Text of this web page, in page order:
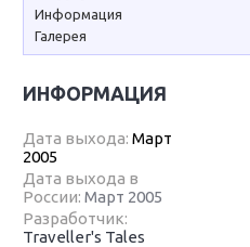
Информация
Галерея
ИНФОРМАЦИЯ
Дата выхода:Март
2005
Дата выхода в
России:Март 2005
Разработчик:
Traveller's Tales